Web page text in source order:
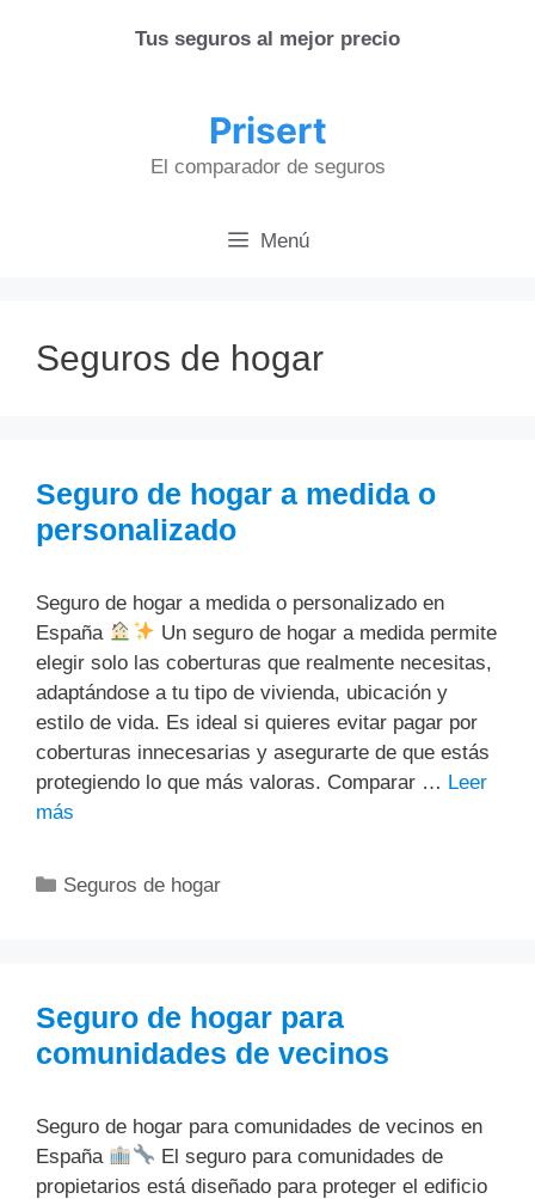
Tus seguros al mejor precio
Prisert
El comparador de seguros
Menú
Seguros de hogar
Seguro de hogar a medida o
personalizado
Seguro de hogar a medida o personalizado en
España
Un seguro de hogar a medida permite
elegir solo las coberturas que realmente necesitas,
adaptándose a tu tipo de vivienda, ubicación y
estilo de vida. Es ideal si quieres evitar pagar por
coberturas innecesarias y asegurarte de que estás
protegiendo lo que más valoras. Comparar … Leer
más
Categorías
Seguros de hogar
Seguro de hogar para
comunidades de vecinos
Seguro de hogar para comunidades de vecinos en
España
El seguro para comunidades de
propietarios está diseñado para proteger el edificio